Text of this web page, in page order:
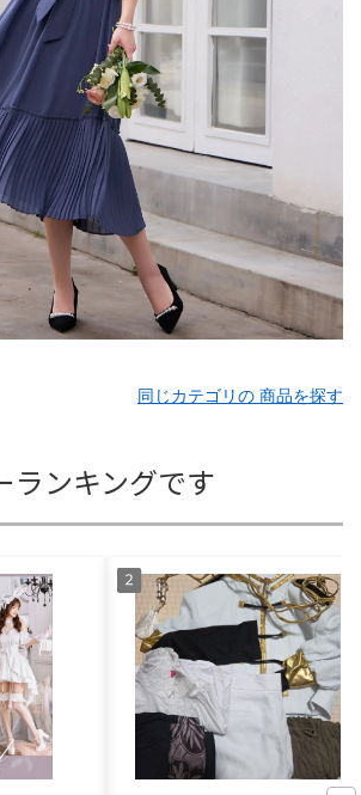
同じカテゴリの 商品を探す
ランキングです